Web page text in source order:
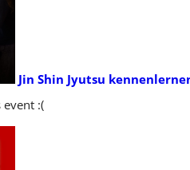
Jin Shin Jyutsu
:(